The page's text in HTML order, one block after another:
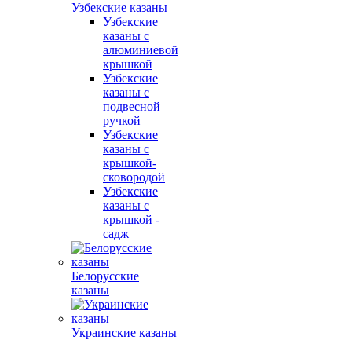
Узбекские казаны
Узбекские
казаны с
алюминиевой
крышкой
Узбекские
казаны с
подвесной
ручкой
Узбекские
казаны с
крышкой-
сковородой
Узбекские
казаны с
крышкой -
садж
Белорусские
казаны
Украинские казаны